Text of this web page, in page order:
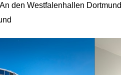
den Westfalenhallen Dortmund